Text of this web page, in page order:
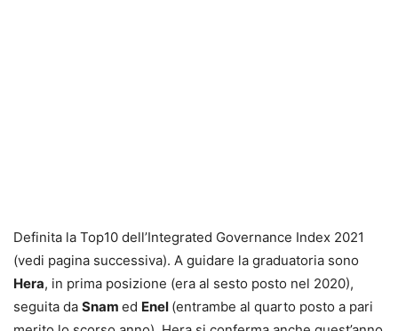
Definita la Top10 dell’Integrated Governance Index 2021
(vedi pagina successiva). A guidare la graduatoria sono
Hera, in prima posizione (era al sesto posto nel 2020),
seguita da Snam ed Enel (entrambe al quarto posto a pari